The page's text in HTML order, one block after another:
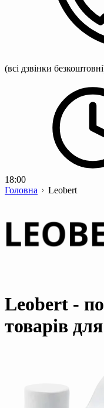
(всі дзвінки
18:00
Головна
Leobert
Leobert -
товарів